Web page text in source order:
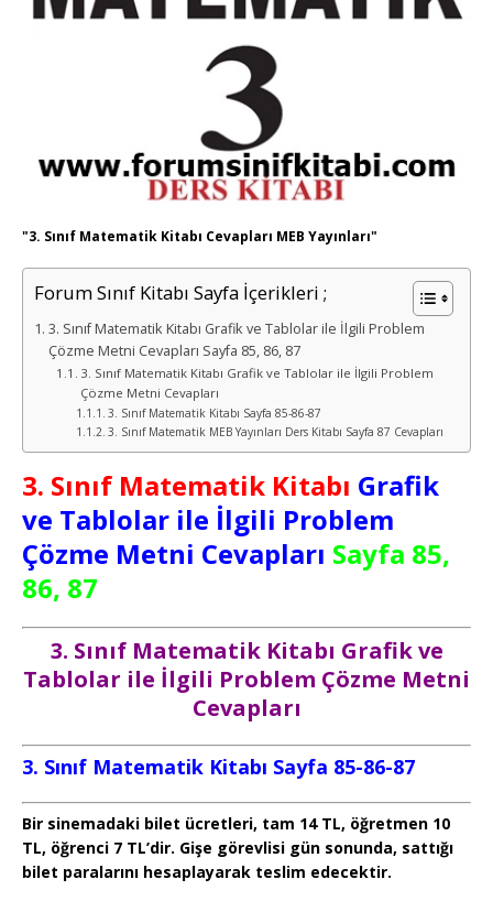
"3. Sınıf Matematik Kitabı Cevapları MEB Yayınları"
Forum Sınıf Kitabı Sayfa İçerikleri ;
3. Sınıf Matematik Kitabı Grafik ve Tablolar ile İlgili Problem
Çözme Metni Cevapları Sayfa 85, 86, 87
3. Sınıf Matematik Kitabı Grafik ve Tablolar ile İlgili Problem
Çözme Metni Cevapları
3. Sınıf Matematik Kitabı Sayfa 85-86-87
3. Sınıf Matematik MEB Yayınları Ders Kitabı Sayfa 87 Cevapları
3. Sınıf Matematik Kitabı Grafik
ve Tablolar ile İlgili Problem
Çözme Metni Cevapları Sayfa 85,
86, 87
3. Sınıf Matematik Kitabı Grafik ve
Tablolar ile İlgili Problem Çözme Metni
Cevapları
3. Sınıf Matematik Kitabı Sayfa 85-86-87
Bir sinemadaki bilet ücretleri, tam 14 TL, öğretmen 10
TL, öğrenci 7 TL’dir. Gişe görevlisi gün sonunda, sattığı
bilet paralarını hesaplayarak teslim edecektir.